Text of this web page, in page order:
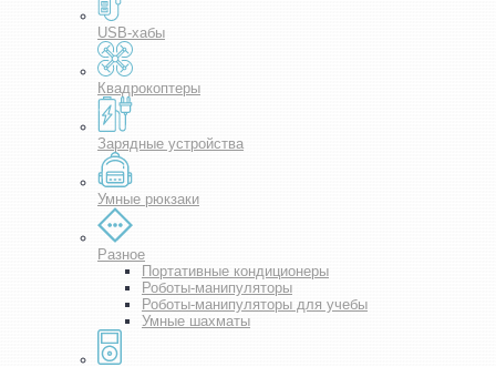
USB-хабы
Квадрокоптеры
Зарядные устройства
Умные рюкзаки
Разное
Портативные кондиционеры
Роботы-манипуляторы
Роботы-манипуляторы для учебы
Умные шахматы